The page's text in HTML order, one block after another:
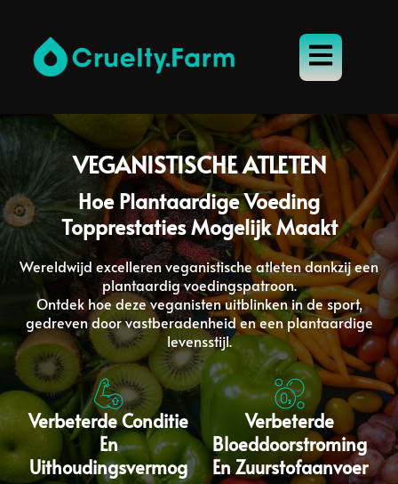
VEGANISTISCHE ATLETEN
Hoe Plantaardige Voeding
Topprestaties Mogelijk Maakt
Wereldwijd excelleren veganistische atleten dankzij een
plantaardig voedingspatroon.
Ontdek hoe deze veganisten uitblinken in de sport,
gedreven door vastberadenheid en een plantaardige
levensstijl.
Verbeterde Conditie
En
Uithoudingsvermog
Verbeterde
Bloeddoorstroming
En Zuurstofaanvoer